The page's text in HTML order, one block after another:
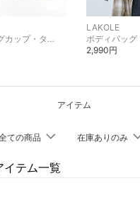
グラス・マグカップ・タンブラー
LAKOLE
2,990円
アイテム
ての商品 在庫ありのみ
イテム一覧